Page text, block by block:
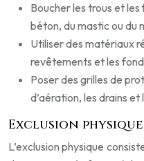
Boucher les trous et
béton, du mastic ou du
Utiliser des matériaux
revêtements et les
Poser des grilles de
d’aération, les drains et
Exclusion physique
L’exclusion physique